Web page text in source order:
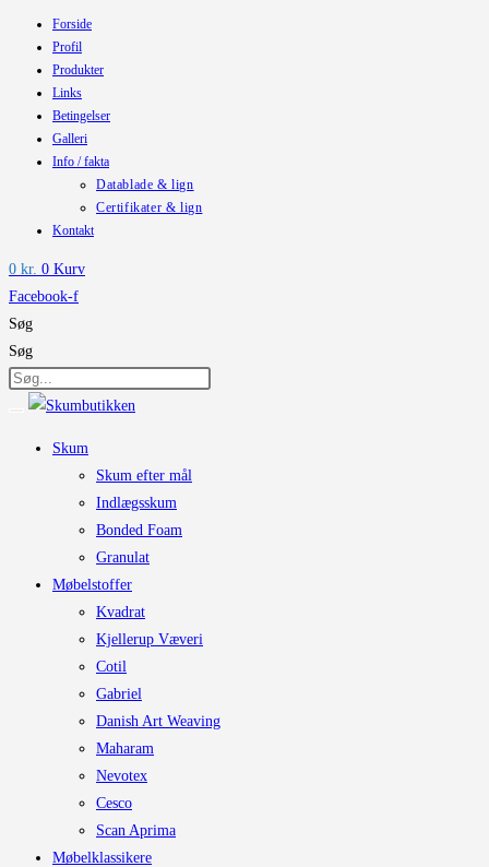
Forside
Profil
Produkter
Links
Betingelser
Galleri
Info / fakta
Datablade & lign
Certifikater & lign
Kontakt
0 kr. 0 Kurv
Facebook-f
Søg
Søg
Skum
Skum efter mål
Indlægsskum
Bonded Foam
Granulat
Møbelstoffer
Kvadrat
Kjellerup Væveri
Cotil
Gabriel
Danish Art Weaving
Maharam
Nevotex
Cesco
Scan Aprima
Møbelklassikere